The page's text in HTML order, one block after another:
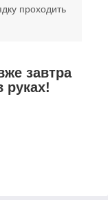
проходить
завтра
руках!